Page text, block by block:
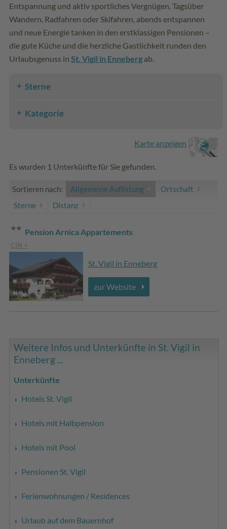
Entspannung und aktiv sportliches Vergnügen. Tagsüber
Wandern, Radfahren oder Skifahren, abends entspannen
und neue Energie tanken in den erstklassigen Pensionen –
die gute Küche und die herzliche Gastlichkeit runden den
Urlaubsgenuss in St. Vigil in Enneberg ab.
Sterne
Kategorie
Karte anzeigen
Es wurden 1 Unterkünfte für Sie gefunden.
Sortieren nach: Allgemeine Auflistung
Ortschaft
Sterne
Distanz
Pension Arnica Appartements
CIN +
St. Vigil in Enneberg
zur Website
Weitere Infos und Unterkünfte in St. Vigil in
Enneberg ...
Unterkünfte
Hotels St. Vigil
Hotels mit Halbpension
Hotels mit Pool
Pensionen St. Vigil
Ferienwohnungen / Residences
Urlaub auf dem Bauernhof